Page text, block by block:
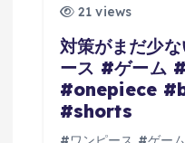
21 views
対策がまだ少
ース #ゲーム
#onepiece
#shorts